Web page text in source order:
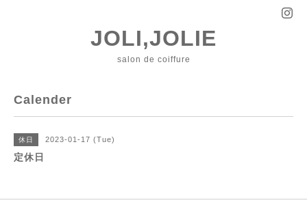
JOLI,JOLIE
salon de coiffure
Calender
休日 2023-01-17 (Tue)
定休日